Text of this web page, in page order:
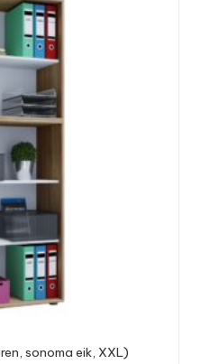
sonoma eik, XXL)